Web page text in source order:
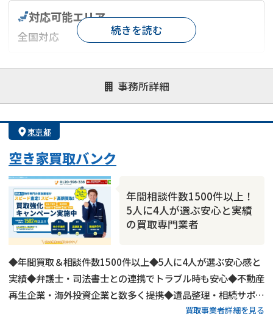
事務所詳細
対応可能エリア
全国対応
対応が親身 オンライン面談可能
レスポンスが早い
1億円以上の買取可
続きを読む
東京都
空き家買取バンク
年間相談件数1500件以上！
5人に4人が選ぶ安心と実績
の買取専門業者
◆年間買取＆相談件数1500件以上◆5人に4人が選ぶ安心感と
実績◆弁護士・司法書士との連携でトラブル時も安心◆不動産
再生企業・海外投資企業と数多く提携◆遺品整理・相続サポー
トも可能◆メールとLINEは24時間相談受付中買取事業者詳細を見る